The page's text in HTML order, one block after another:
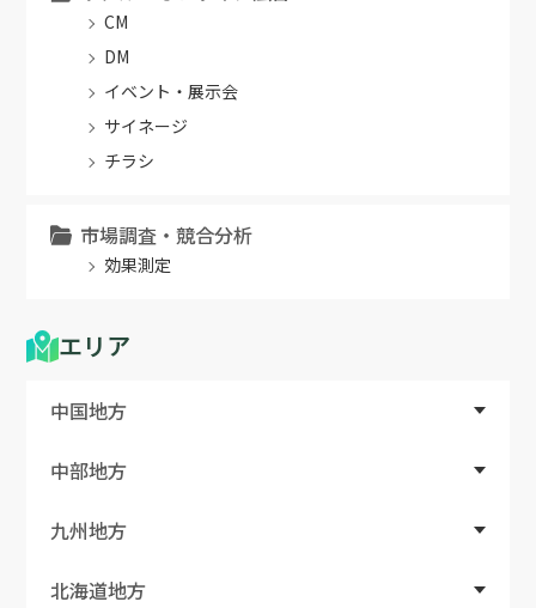
CM
DM
イベント・展示会
サイネージ
チラシ
市場調査・競合分析
効果測定
エリア
中国地方
中部地方
九州地方
北海道地方